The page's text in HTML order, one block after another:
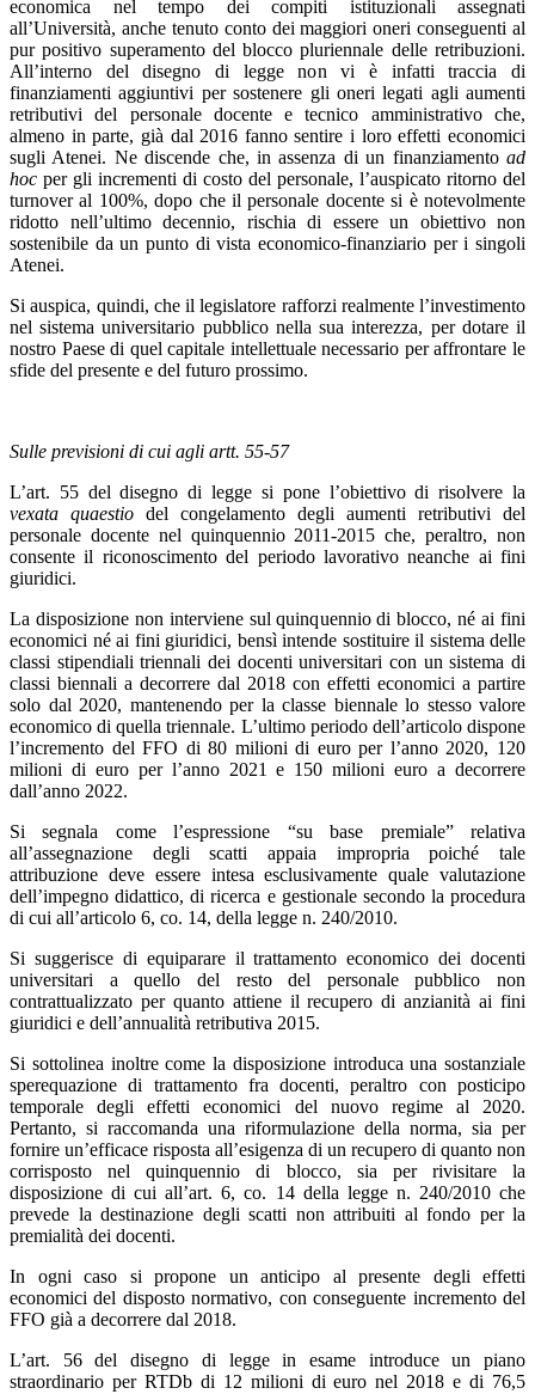
economica nel tempo dei compiti istituzionali assegnati
all’Università, anche tenuto conto dei maggiori oneri conseguenti al
pur positivo superamento del blocco pluriennale delle retribuzioni.
All’interno del disegno di legge non vi è infatti traccia di
finanziamenti aggiuntivi per sostenere gli oneri legati agli aumenti
retributivi del personale docente e tecnico amministrativo che,
almeno in parte, già dal 2016 fanno sentire i loro effetti economici
sugli Atenei. Ne discende che, in assenza di un finanziamento ad
hoc per gli incrementi di costo del personale, l’auspicato ritorno del
turnover al 100%, dopo che il personale docente si è notevolmente
ridotto nell’ultimo decennio, rischia di essere un obiettivo non
sostenibile da un punto di vista economico-finanziario per i singoli
Atenei.
Si auspica, quindi, che il legislatore rafforzi realmente l’investimento
nel sistema universitario pubblico nella sua interezza, per dotare il
nostro Paese di quel capitale intellettuale necessario per affrontare le
sfide del presente e del futuro prossimo.
Sulle previsioni di cui agli artt. 55-57
L’art. 55 del disegno di legge si pone l’obiettivo di risolvere la
vexata quaestio del congelamento degli aumenti retributivi del
personale docente nel quinquennio 2011-2015 che, peraltro, non
consente il riconoscimento del periodo lavorativo neanche ai fini
giuridici.
La disposizione non interviene sul quinquennio di blocco, né ai fini
economici né ai fini giuridici, bensì intende sostituire il sistema delle
classi stipendiali triennali dei docenti universitari con un sistema di
classi biennali a decorrere dal 2018 con effetti economici a partire
solo dal 2020, mantenendo per la classe biennale lo stesso valore
economico di quella triennale. L’ultimo periodo dell’articolo dispone
l’incremento del FFO di 80 milioni di euro per l’anno 2020, 120
milioni di euro per l’anno 2021 e 150 milioni euro a decorrere
dall’anno 2022.
Si segnala come l’espressione “su base premiale” relativa
all’assegnazione degli scatti appaia impropria poiché tale
attribuzione deve essere intesa esclusivamente quale valutazione
dell’impegno didattico, di ricerca e gestionale secondo la procedura
di cui all’articolo 6, co. 14, della legge n. 240/2010.
Si suggerisce di equiparare il trattamento economico dei docenti
universitari a quello del resto del personale pubblico non
contrattualizzato per quanto attiene il recupero di anzianità ai fini
giuridici e dell’annualità retributiva 2015.
Si sottolinea inoltre come la disposizione introduca una sostanziale
sperequazione di trattamento fra docenti, peraltro con posticipo
temporale degli effetti economici del nuovo regime al 2020.
Pertanto, si raccomanda una riformulazione della norma, sia per
fornire un’efficace risposta all’esigenza di un recupero di quanto non
corrisposto nel quinquennio di blocco, sia per rivisitare la
disposizione di cui all’art. 6, co. 14 della legge n. 240/2010 che
prevede la destinazione degli scatti non attribuiti al fondo per la
premialità dei docenti.
In ogni caso si propone un anticipo al presente degli effetti
economici del disposto normativo, con conseguente incremento del
FFO già a decorrere dal 2018.
L’art. 56 del disegno di legge in esame introduce un piano
straordinario per RTDb di 12 milioni di euro nel 2018 e di 76,5